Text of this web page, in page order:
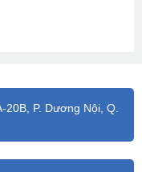
20B, P. Dương Nội, Q.